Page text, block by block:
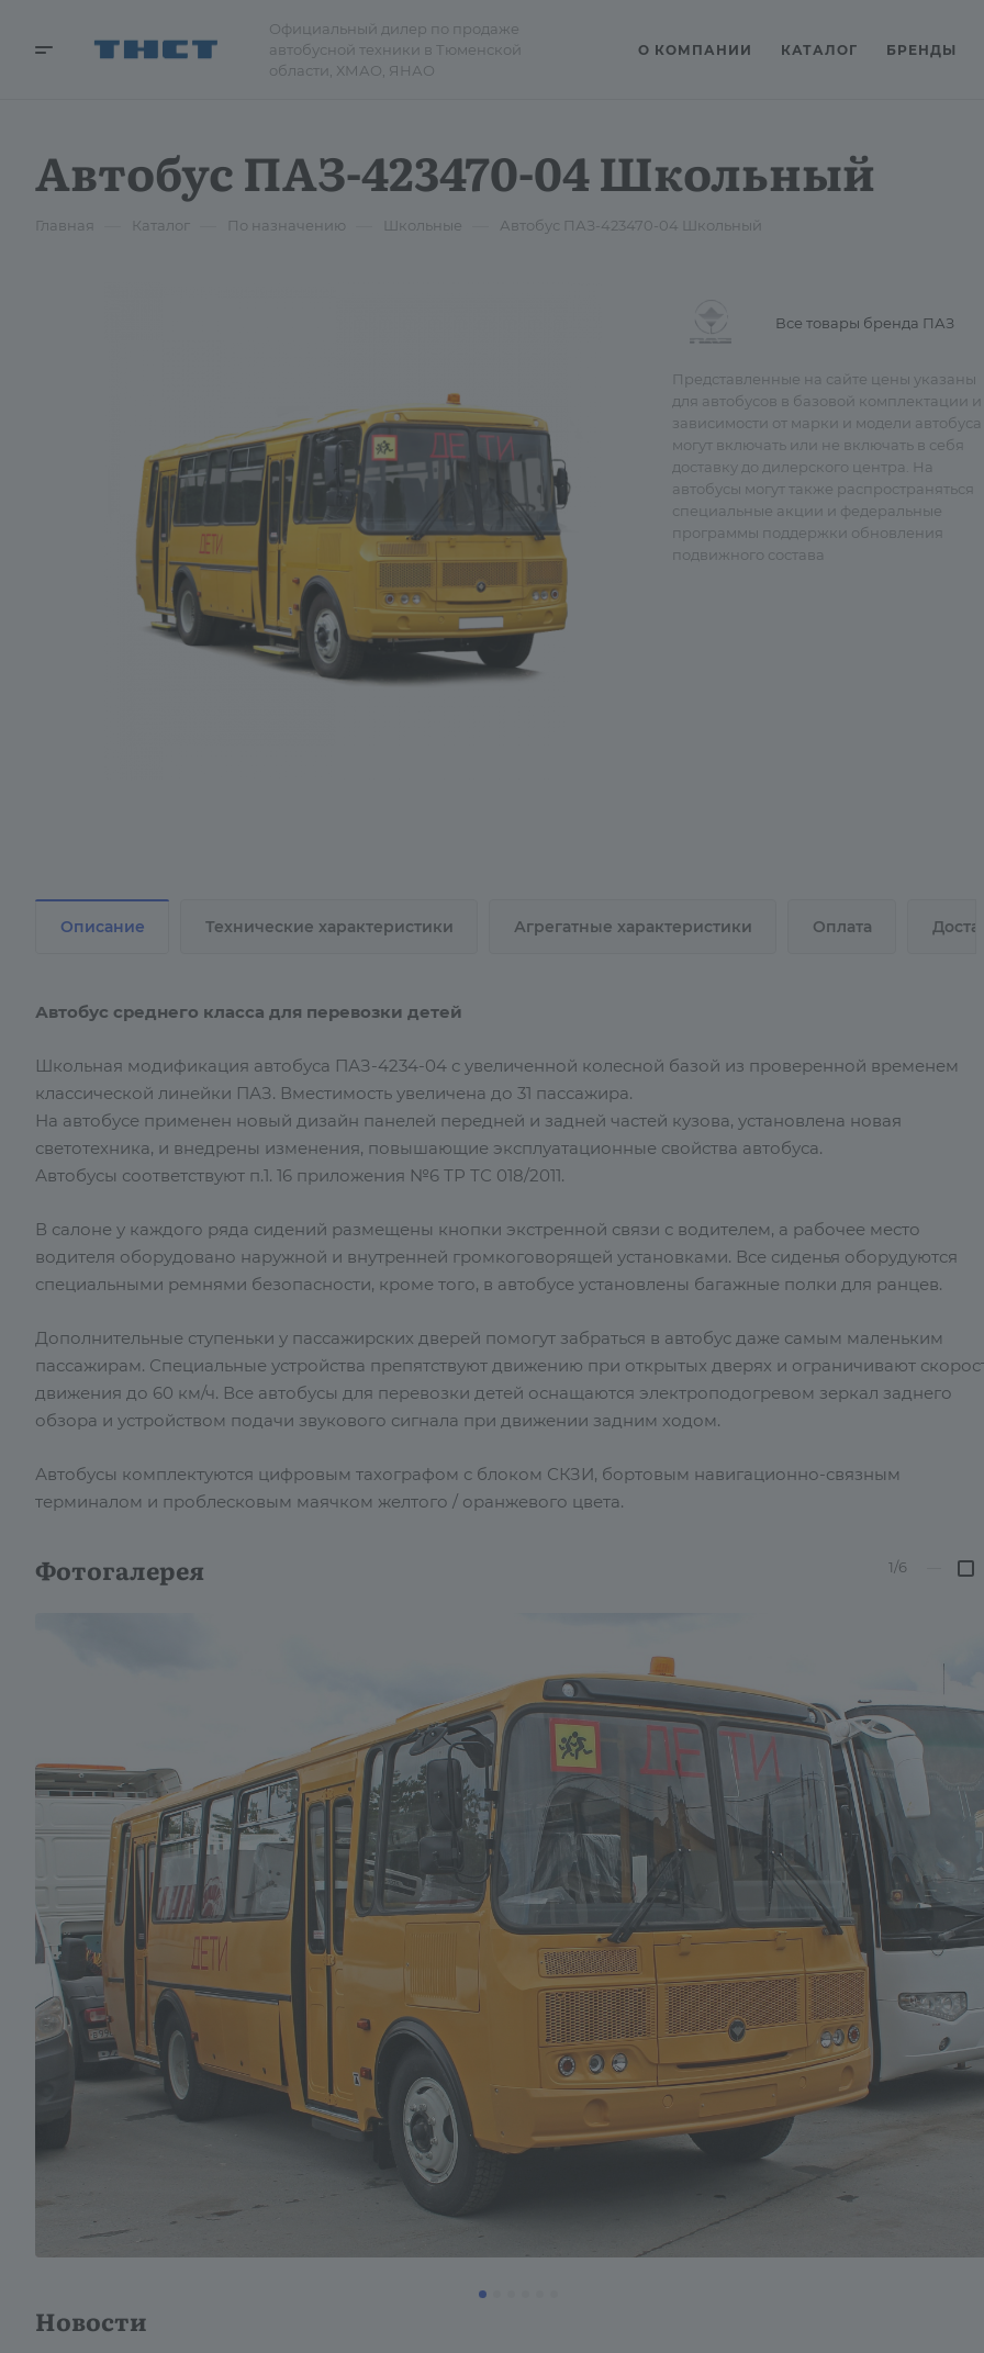
Официальный дилер по продаже
автобусной техники в Тюменской
области, ХМАО, ЯНАО
О КОМПАНИИ КАТАЛОГ БРЕНДЫ
Автобус ПАЗ-423470-04 Школьный
Главная Каталог По назначению Школьные Автобус ПАЗ-423470-04 Школьный
Все товары бренда ПАЗ
Представленные на сайте цены указаны
для автобусов в базовой комплектации и
зависимости от марки и модели автобуса
могут включать или не включать в себя
доставку до дилерского центра. На
автобусы могут также распространяться
специальные акции и федеральные
программы поддержки обновления
подвижного состава
Описание Технические характеристики Агрегатные характеристики Оплата
Автобус среднего класса для перевозки детей
Школьная модификация автобуса ПАЗ-4234-04 с увеличенной колесной базой из проверенной временем
классической линейки ПАЗ. Вместимость увеличена до 31 пассажира.
На автобусе применен новый дизайн панелей передней и задней частей кузова, установлена новая
светотехника, и внедрены изменения, повышающие эксплуатационные свойства автобуса.
Автобусы соответствуют п.1. 16 приложения №6 ТР ТС 018/2011.
В салоне у каждого ряда сидений размещены кнопки экстренной связи с водителем, а рабочее место
водителя оборудовано наружной и внутренней громкоговорящей установками. Все сиденья оборудуются
специальными ремнями безопасности, кроме того, в автобусе установлены багажные полки для ранцев.
Дополнительные ступеньки у пассажирских дверей помогут забраться в автобус даже самым маленьким
пассажирам. Специальные устройства препятствуют движению при открытых дверях и ограничивают
движения до 60 км/ч. Все автобусы для перевозки детей оснащаются электроподогревом зеркал заднего
обзора и устройством подачи звукового сигнала при движении задним ходом.
Автобусы комплектуются цифровым тахографом с блоком СКЗИ, бортовым навигационно-связным
терминалом и проблесковым маячком желтого / оранжевого цвета.
Фотогалерея 1/6
Новости